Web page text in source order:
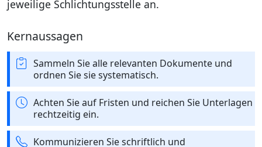
jeweilige Schlichtungsstelle an.
Kernaussagen
Sammeln Sie alle relevanten Dokumente und
ordnen Sie sie systematisch.
Achten Sie auf Fristen und reichen Sie Unterlagen
rechtzeitig ein.
Kommunizieren Sie schriftlich und